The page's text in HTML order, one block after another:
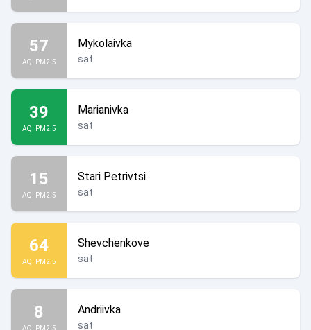
57
AQI PM2.5
Mykolaivka
sat
39
AQI PM2.5
Marianivka
sat
15
AQI PM2.5
Stari Petrivtsi
sat
64
AQI PM2.5
Shevchenkove
sat
8
AQI PM2.5
Andriivka
sat